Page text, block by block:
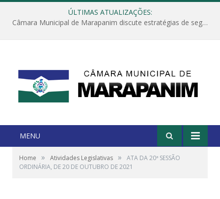
ÚLTIMAS ATUALIZAÇÕES:
Câmara Municipal de Marapanim discute estratégias de segurança com autoridades e poder executivo
MENU
Home » Atividades Legislativas »
ATA DA 20ª SESSÃO
ORDINÁRIA, DE 20 DE OUTUBRO DE 2021